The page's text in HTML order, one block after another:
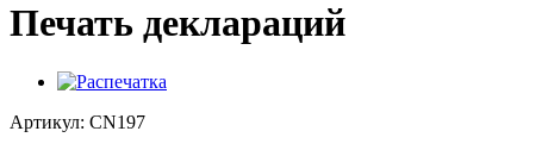
Печать деклараций
Артикул: CN197